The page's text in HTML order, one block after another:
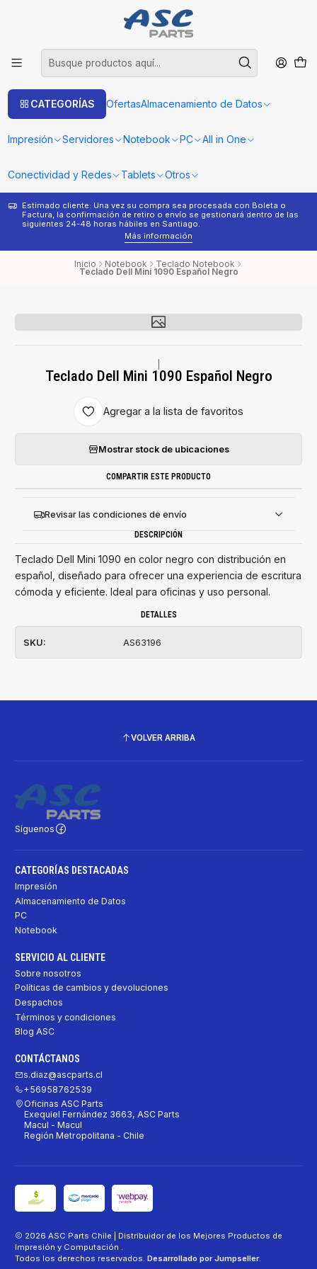
CATEGORÍAS OfertasAlmacenamiento de Datos
Impresión Servidores Notebook PC All in One
Conectividad y Redes Tablets Otros
Estimado cliente: Una vez su compra sea procesada con Boleta o
Factura, la confirmación de retiro o envío se gestionará dentro de las
siguientes 24-48 horas hábiles en Santiago.
Más información
Inicio Notebook Teclado Notebook
Teclado Dell Mini 1090 Español Negro
Teclado Dell Mini 1090 Español Negro
Agregar a la lista de favoritos
Mostrar stock de ubicaciones
COMPARTIR ESTE PRODUCTO
Revisar las condiciones de envío
DESCRIPCIÓN
Teclado Dell Mini 1090 en color negro con distribución en
español, diseñado para ofrecer una experiencia de escritura
cómoda y eficiente. Ideal para oficinas y uso personal.
DETALLES
SKU: AS63196
VOLVER ARRIBA
Síguenos
CATEGORÍAS DESTACADAS
Impresión
Almacenamiento de Datos
PC
Notebook
SERVICIO AL CLIENTE
Sobre nosotros
Políticas de cambios y devoluciones
Despachos
Términos y condiciones
Blog ASC
CONTÁCTANOS
s.diaz@ascparts.cl
+56958762539
Oficinas ASC Parts
Exequiel Fernández 3663, ASC Parts
Macul - Macul
Región Metropolitana - Chile
2026 ASC Parts Chile | Distribuidor de los Mejores Productos de
Impresión y Computación .
Todos los derechos reservados. Desarrollado por Jumpseller.